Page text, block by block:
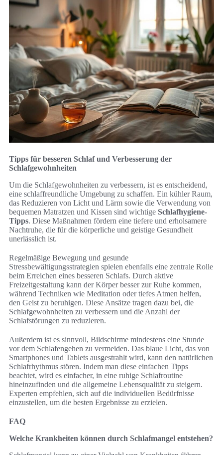
Tipps für besseren Schlaf und Verbesserung der
Schlafgewohnheiten
Um die Schlafgewohnheiten zu verbessern, ist es entscheidend,
eine schlaffreundliche Umgebung zu schaffen. Ein kühler Raum,
das Reduzieren von Licht und Lärm sowie die Verwendung von
bequemen Matratzen und Kissen sind wichtige Schlafhygiene-
Tipps. Diese Maßnahmen fördern eine tiefere und erholsamere
Nachtruhe, die für die körperliche und geistige Gesundheit
unerlässlich ist.
Regelmäßige Bewegung und gesunde
Stressbewältigungsstrategien spielen ebenfalls eine zentrale Rolle
beim Erreichen eines besseren Schlafs. Durch aktive
Freizeitgestaltung kann der Körper besser zur Ruhe kommen,
während Techniken wie Meditation oder tiefes Atmen helfen,
den Geist zu beruhigen. Diese Ansätze tragen dazu bei, die
Schlafgewohnheiten zu verbessern und die Anzahl der
Schlafstörungen zu reduzieren.
Außerdem ist es sinnvoll, Bildschirme mindestens eine Stunde
vor dem Schlafengehen zu vermeiden. Das blaue Licht, das von
Smartphones und Tablets ausgestrahlt wird, kann den natürlichen
Schlafrhythmus stören. Indem man diese einfachen Tipps
beachtet, wird es einfacher, in eine ruhige Schlafroutine
hineinzufinden und die allgemeine Lebensqualität zu steigern.
Experten empfehlen, sich auf die individuellen Bedürfnisse
einzustellen, um die besten Ergebnisse zu erzielen.
FAQ
Welche Krankheiten können durch Schlafmangel entstehen?